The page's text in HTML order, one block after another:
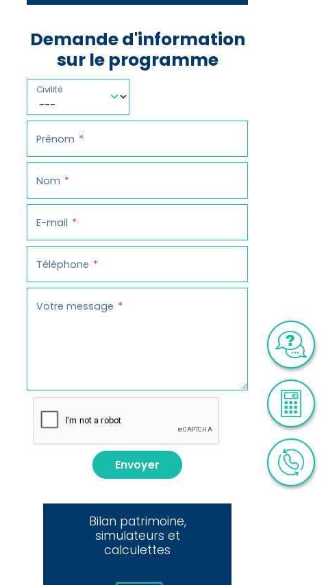
Demande d'information
sur le programme
Civilité
Prénom
Nom
E-mail
Téléphone
Votre message
Envoyer
Bilan patrimoine,
simulateurs et
calculettes